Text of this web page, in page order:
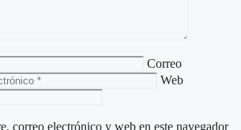
Correo
Web
correo electrónico y web en este navegador